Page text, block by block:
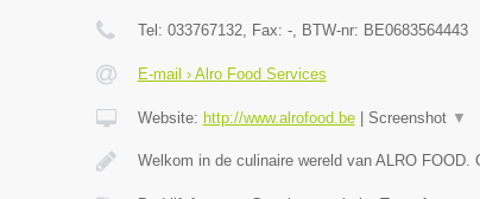
Tel: 033767132, Fax: -, BTW-nr: BE0683564443
E-mail › Alro Food Services
Website: http://www.alrofood.be| Screenshot ▼
Welkom in de culinaire wereld van ALRO FOOD.